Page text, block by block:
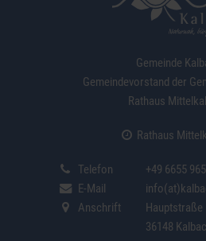
Gemeinde
Gemeindevorstand der
Rathaus
Rathaus
Telefon
+49 6655
E-Mail
Anschrift
Hauptstraße
36148